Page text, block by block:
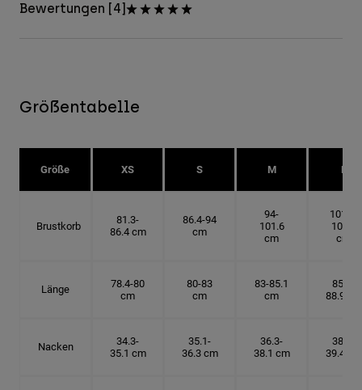
Bewertungen [4]
Größentabelle
Größe XS S M L
Brustkorb
81.3-
86.4 cm
86.4-94
cm
94-
101.6
cm
101.6-
109.2
cm
Länge
78.4-80
cm
80-83
cm
83-85.1
cm
85.1-
88.9 cm
Nacken
34.3-
35.1 cm
35.1-
36.3 cm
36.3-
38.1 cm
38.1-
39.4 cm